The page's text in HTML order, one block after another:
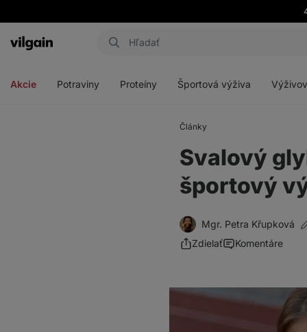
Eshop
Akcie Potraviny Proteíny Športová výživa
Články
Svalový
športový
Mgr. Petra Křupková
Zdielať
Komentáre